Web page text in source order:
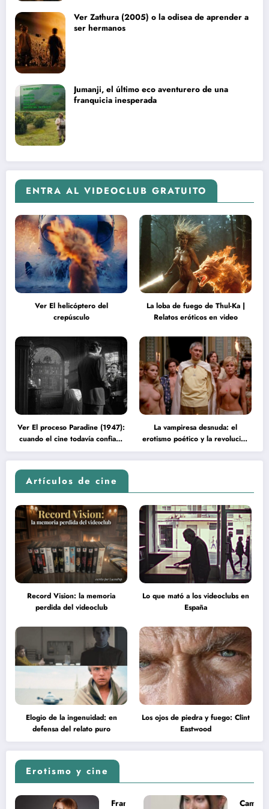
Ver Zathura (2005) o la odisea de aprender a
ser hermanos
Jumanji, el último eco aventurero de una
franquicia inesperada
ENTRA AL VIDEOCLUB GRATUITO
Ver El helicóptero del
crepúsculo
La loba de fuego de Thul-Ka |
Relatos eróticos en video
Ver El proceso Paradine (1947):
cuando el cine todavía confiaba
en la inteligencia del espectador
La vampiresa desnuda: el
erotismo poético y la revolución
psicodélica de Jean Rollin
Artículos de cine
Record Vision: la memoria
perdida del videoclub
Lo que mató a los videoclubs en
España
Elogio de la ingenuidad: en
defensa del relato puro
Los ojos de piedra y fuego: Clint
Eastwood
Erotismo y cine
Francesca
Camila